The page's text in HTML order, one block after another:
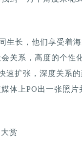
生长，他们享受着
关系，高度的个性
速扩张，深度关系
体上PO出一张照
赏